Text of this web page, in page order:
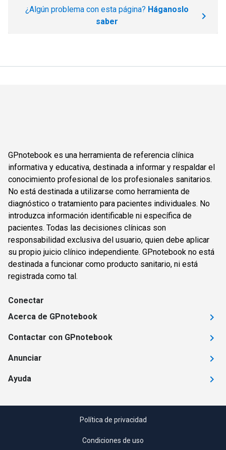
¿Algún problema con esta página? Háganoslo
saber
GPnotebook es una herramienta de referencia clínica
informativa y educativa, destinada a informar y respaldar el
conocimiento profesional de los profesionales sanitarios.
No está destinada a utilizarse como herramienta de
diagnóstico o tratamiento para pacientes individuales. No
introduzca información identificable ni específica de
pacientes. Todas las decisiones clínicas son
responsabilidad exclusiva del usuario, quien debe aplicar
su propio juicio clínico independiente. GPnotebook no está
destinada a funcionar como producto sanitario, ni está
registrada como tal.
Conectar
Acerca de GPnotebook
Contactar con GPnotebook
Anunciar
Ayuda
Política de privacidad
Condiciones de uso